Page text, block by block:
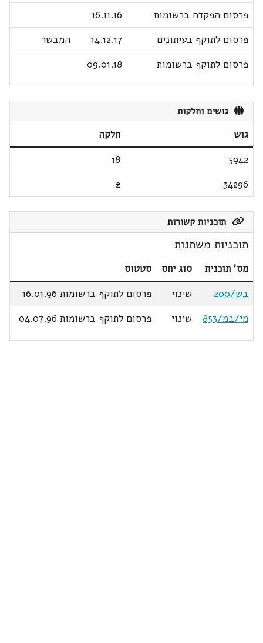
פרסום הפקדה ברשומות
16.11.16
פרסום לתוקף בעיתונים
14.12.17
המבשר
פרסום לתוקף ברשומות
09.01.18
גושים וחלקות
גוש
חלקה
5942
18
34296
2
תוכניות קשורות
תוכניות משתנות
מס' תוכנית סוג יחס
סטטוס
בש/200
שינוי
פרסום לתוקף ברשומות 16.01.96
מי/במ/853
שינוי פרסום לתוקף ברשומות 04.07.96